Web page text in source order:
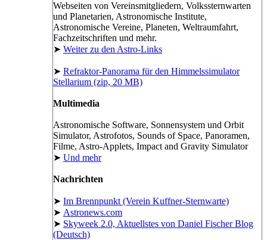
Webseiten von Vereinsmitgliedern, Volkssternwarten
und Planetarien, Astronomische Institute,
Astronomische Vereine, Planeten, Weltraumfahrt,
Fachzeitschriften und mehr.
➤ Weiter zu den Astro-Links
➤ Refraktor-Panorama für den Himmelssimulator
Stellarium (zip, 20 MB)
Multimedia
Astronomische Software, Sonnensystem und Orbit
Simulator, Astrofotos, Sounds of Space, Panoramen,
Filme, Astro-Applets, Impact and Gravity Simulator
➤ Und mehr
Nachrichten
➤ Im Brennpunkt (Verein Kuffner-Sternwarte)
➤ Astronews.com
➤ Skyweek 2.0, Aktuellstes von Daniel Fischer Blog
(Deutsch)